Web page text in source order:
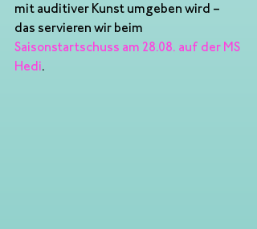
mit auditiver Kunst umgeben wird –
das servieren wir beim
Saisonstartschuss am 28.08. auf der MS
Hedi.